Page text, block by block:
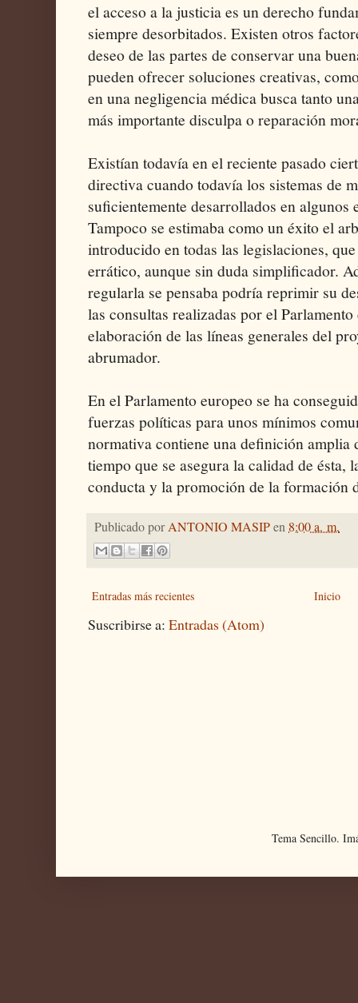
el acceso a la justicia es un derecho
siempre desorbitados. Existen otros
deseo de las partes de conservar una
pueden ofrecer soluciones creativas,
en una negligencia médica busca tanto
más importante disculpa o reparación
Existían todavía en el reciente pasado
directiva cuando todavía los sistemas de
suficientemente desarrollados en algunos
Tampoco se estimaba como un éxito el
introducido en todas las legislaciones,
errático, aunque sin duda simplificador.
regularla se pensaba podría reprimir su
las consultas realizadas por el
elaboración de las líneas generales del
abrumador.
En el Parlamento europeo se ha
fuerzas políticas para unos mínimos
normativa contiene una definición amplia
tiempo que se asegura la calidad de ésta,
conducta y la promoción de la formación
Publicado porANTONIO MASIPen 8:00 a. m.
Entradas más recientes Inicio
Suscribirse a: Entradas (Atom)
Tema Sencillo.